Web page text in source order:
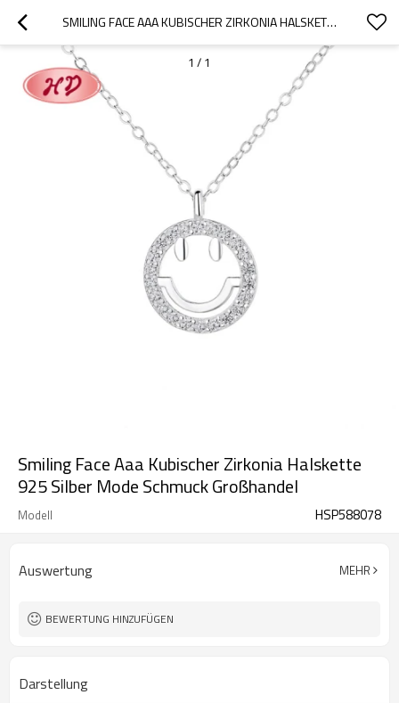
SMILING FACE AAA KUBISCHER ZIRKONIA HALSKETTE 925 SILBER MODE SCHMUCK GROSSHANDEL
1 / 1
Smiling Face Aaa Kubischer Zirkonia Halskette
925 Silber Mode Schmuck Großhandel
Modell HSP588078
Auswertung MEHR
BEWERTUNG HINZUFÜGEN
Darstellung